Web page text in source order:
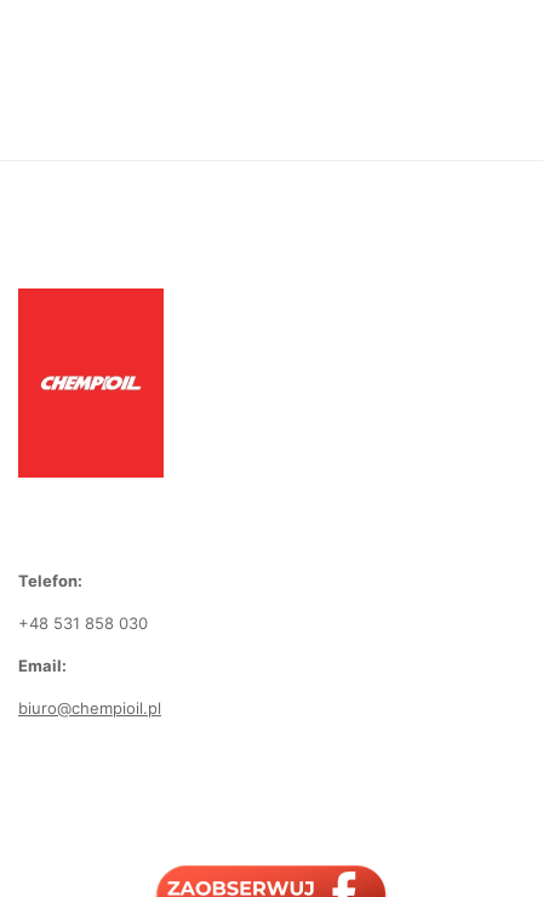
Telefon:
+48 531 858 030
Email:
biuro@chempioil.pl